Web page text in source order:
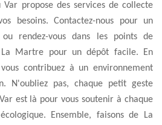
Var propose des services de collecte
besoins. Contactez-nous pour un
rendez-vous dans les points de
Martre pour un dépôt facile. En
contribuez à un environnement
N'oubliez pas, chaque petit geste
est là pour vous soutenir à chaque
Ensemble, faisons de La